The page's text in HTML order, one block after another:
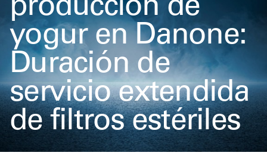
yogur en Danone:
Duración de
servicio extendida
de filtros estériles